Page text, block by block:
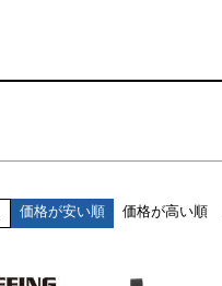
価
価格が安い順 価格が高い順